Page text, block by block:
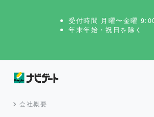
受付時間 月曜〜金曜
年末年始・祝日を除く
会社概要